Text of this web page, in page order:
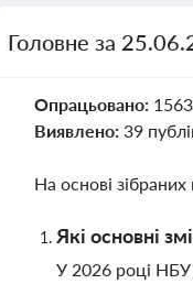
Головне за
Опрацьовано:
Виявлено: 39
На основі
Які основні
У 2026 році НБУ